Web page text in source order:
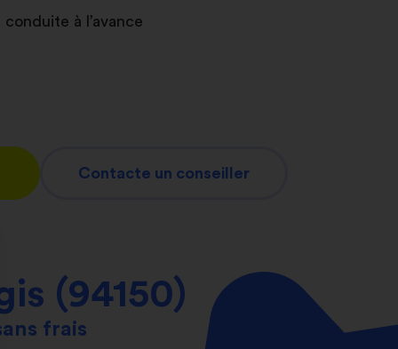
à l’avance
Contacte un conseiller
(94150)
frais